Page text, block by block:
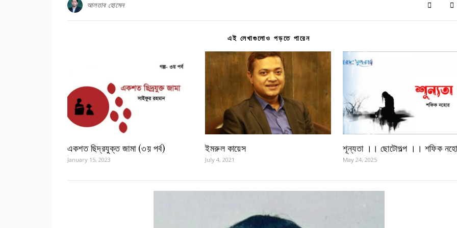
আলতাব হোসেন
এই লেখাগুলোও পড়তে পারেন
একশত ছিদ্রযুক্ত জামা (৩য় পর্ব)
January 15, 2023
ইমরুল কায়েস
July 4, 2021
শূন্যতা ।। ছোটোগল্প ।। শফিক
May 24, 2025